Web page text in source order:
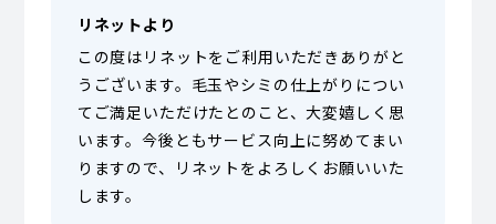
リネットより
この度はリネットをご利用いただきありがと
うございます。毛玉やシミの仕上がりについ
てご満足いただけたとのこと、大変嬉しく思
います。今後ともサービス向上に努めてまい
りますので、リネットをよろしくお願いいた
します。